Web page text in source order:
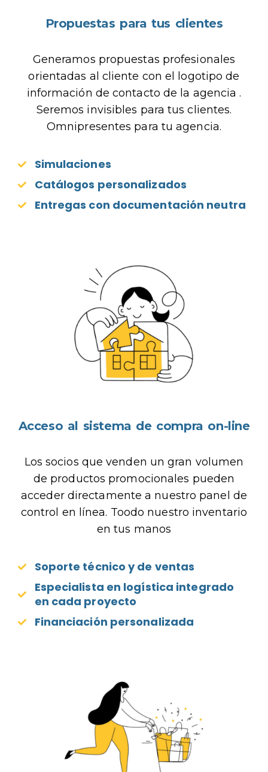
Propuestas para tus clientes
Generamos propuestas profesionales
orientadas al cliente con el logotipo de
información de contacto de la agencia .
Seremos invisibles para tus clientes.
Omnipresentes para tu agencia.
Simulaciones
Catálogos personalizados
Entregas con documentación​ neutra
Acceso al sistema de compra on-line
Los socios que venden un gran volumen
de productos promocionales pueden
acceder directamente a nuestro panel de
control en línea. Toodo nuestro inventario
en tus manos
Soporte técnico y de ventas​
Especialista en logística integrado
en cada proyecto​
Financiación personalizada​